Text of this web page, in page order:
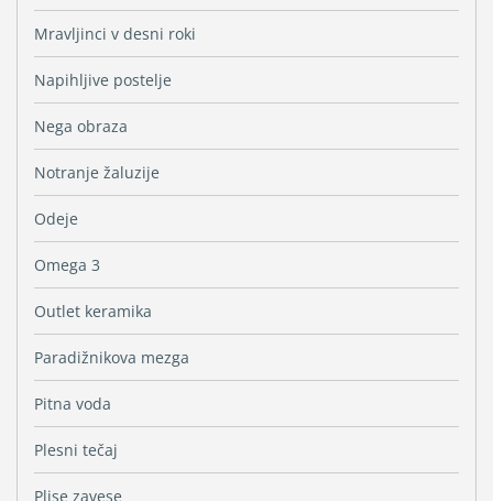
Mravljinci v desni roki
Napihljive postelje
Nega obraza
Notranje žaluzije
Odeje
Omega 3
Outlet keramika
Paradižnikova mezga
Pitna voda
Plesni tečaj
Plise zavese